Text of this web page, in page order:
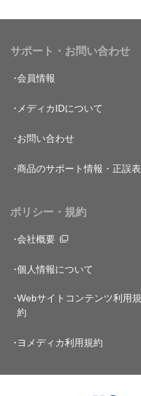
サポート・お問い合わせ
会員情報
メディカIDについて
お問い合わせ
商品のサポート情報・正誤表
ポリシー・規約
会社概要
個人情報について
Webサイトコンテンツ利用規
約
ヨメディカ利用規約